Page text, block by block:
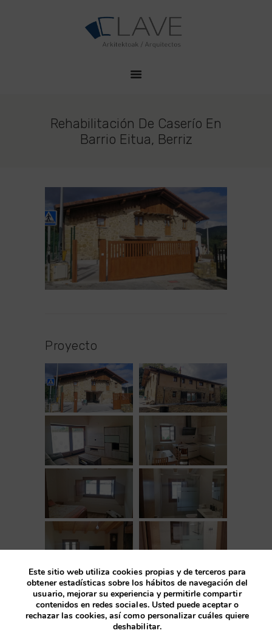
Rehabilitación De Caserío En
Barrio Eitua, Berriz
CLAVE PROYECTOS
Estudio de Arquitectura en Durango
QUIENES SOMOS
Proyecto
Este sitio web utiliza cookies propias y de terceros para
obtener estadísticas sobre los hábitos de navegación del
usuario, mejorar su experiencia y permitirle compartir
contenidos en redes sociales. Usted puede aceptar o
rechazar las cookies, así como personalizar cuáles quiere
deshabilitar.